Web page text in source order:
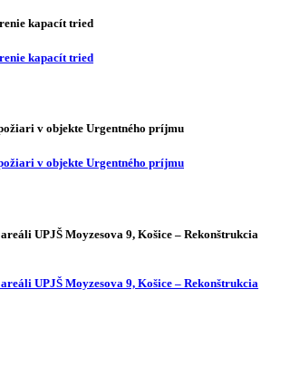
kapacít tried
kapacít tried
v objekte Urgentného príjmu
v objekte Urgentného príjmu
UPJŠ Moyzesova 9, Košice – Rekonštrukcia
UPJŠ Moyzesova 9, Košice – Rekonštrukcia